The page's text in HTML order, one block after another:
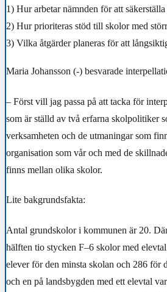
1) Hur arbetar nämnden för att
2) Hur prioriteras stöd till skolor med
3) Vilka åtgärder planeras för att
Maria Johansson (-) besvarade
– Först vill jag passa på att tacka för
som är ställd av två erfarna skolpolitiker
verksamheten och de utmaningar som
organisation som vår och med de
finns mellan olika skolor.
Lite bakgrundsfakta:
Antal grundskolor i kommunen är 20.
hälften tio stycken F–6 skolor med
elever för den minsta skolan och 286 för
och en på landsbygden med ett elevtal